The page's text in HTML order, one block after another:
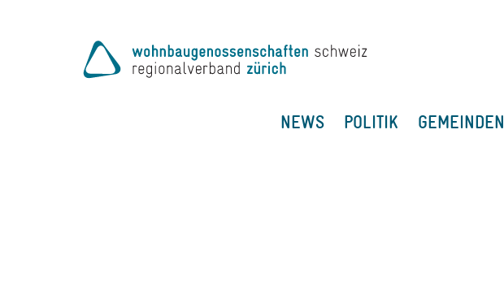
NEWS POLITIK GEMEINDEN